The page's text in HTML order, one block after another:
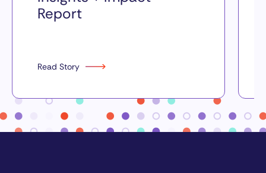
Report
Read Story